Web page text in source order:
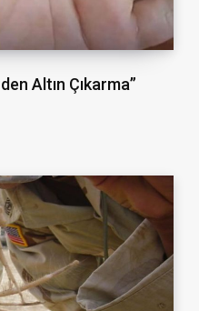
Altın Çıkarma”